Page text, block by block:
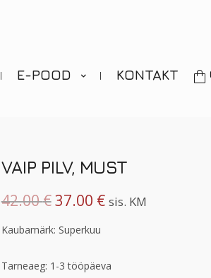
E-POOD KONTAKT
VAIP PILV, MUST
42.00€37.00 € sis. KM
Kaubamärk: Superkuu
Tarneaeg: 1-3 tööpäeva